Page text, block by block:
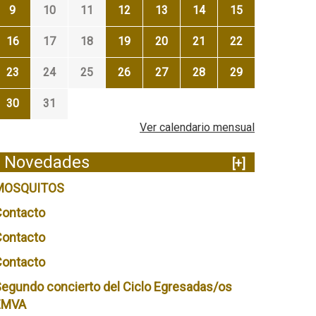
9 10 11 12 13 14 15
16 17 18 19 20 21 22
23 24 25 26 27 28 29
30
31
Ver calendario mensual
Novedades
[+]
concierto del Ciclo Egresadas/os